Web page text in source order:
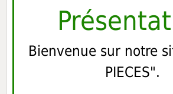
Bienvenue sur notre
PIECES".